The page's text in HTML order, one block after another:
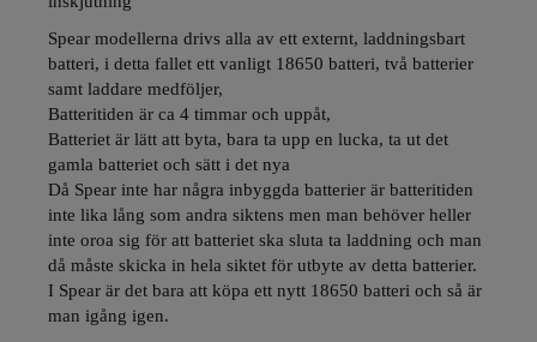
Spear modellerna drivs alla av ett externt, laddningsbart
batteri, i detta fallet ett vanligt 18650 batteri, två batterier
samt laddare medföljer,
Batteritiden är ca 4 timmar och uppåt,
Batteriet är lätt att byta, bara ta upp en lucka, ta ut det
gamla batteriet och sätt i det nya
Då Spear inte har några inbyggda batterier är batteritiden
inte lika lång som andra siktens men man behöver heller
inte oroa sig för att batteriet ska sluta ta laddning och man
då måste skicka in hela siktet för utbyte av detta batterier.
I Spear är det bara att köpa ett nytt 18650 batteri och så är
man igång igen.